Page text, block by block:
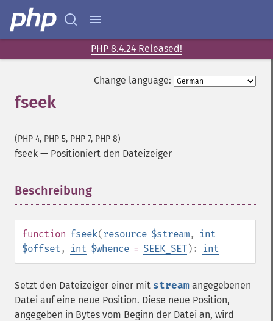
PHP 8.4.24 Released!
Change language:
fseek
(PHP 4, PHP 5, PHP 7, PHP 8)
fseek — Positioniert den Dateizeiger
Beschreibung
function fseek(resource $stream,
int
$offset , int $whence = SEEK_SET): int
Setzt den Dateizeiger einer mit stream angegebenen
Datei auf eine neue Position. Diese neue Position,
angegeben in Bytes vom Beginn der Datei an, wird